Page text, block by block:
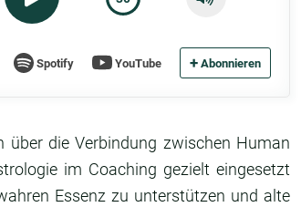
Spotify YouTube + Abonnieren
über die Verbindung zwischen Human
im Coaching gezielt eingesetzt
Essenz zu unterstützen und alte